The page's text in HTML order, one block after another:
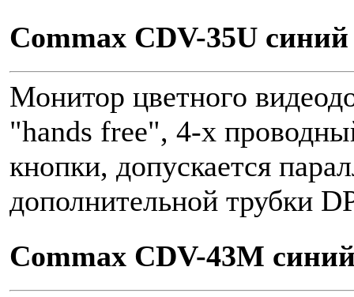
Commax CDV-35U синий
Монитор цветного
"hands free", 4-х
кнопки, допускается
дополнительной трубки
Commax CDV-43M